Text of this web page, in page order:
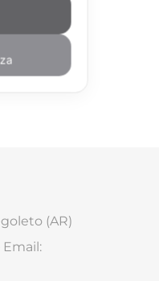
(AR)
Email: